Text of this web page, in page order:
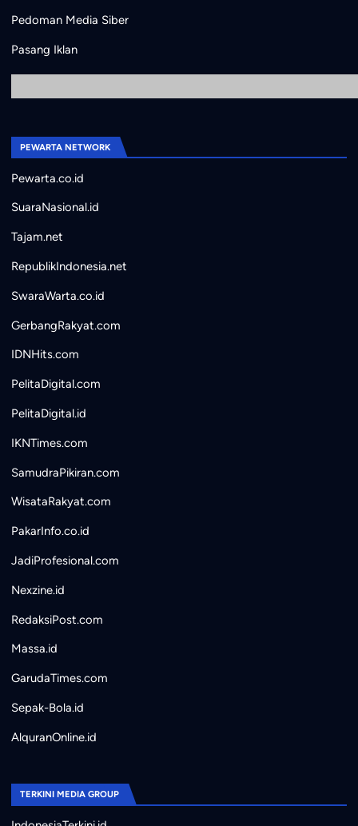
Pedoman Media Siber
Pasang Iklan
PEWARTA NETWORK
Pewarta.co.id
SuaraNasional.id
Tajam.net
RepublikIndonesia.net
SwaraWarta.co.id
GerbangRakyat.com
IDNHits.com
PelitaDigital.com
PelitaDigital.id
IKNTimes.com
SamudraPikiran.com
WisataRakyat.com
PakarInfo.co.id
JadiProfesional.com
Nexzine.id
RedaksiPost.com
Massa.id
GarudaTimes.com
Sepak-Bola.id
AlquranOnline.id
TERKINI MEDIA GROUP